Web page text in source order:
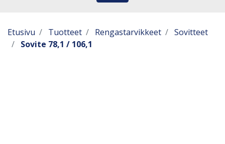
Etusivu Tuotteet Rengastarvikkeet
Sovitteet
Sovite 78,1 / 106,1